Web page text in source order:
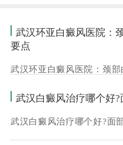
武汉环亚白癜风医院：
要点
武汉环亚白癜风医院：颈
武汉白癜风治疗哪个好
武汉白癜风治疗哪个好?面